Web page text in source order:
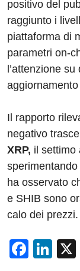
positivo del
raggiunto i
piattaforma di
parametri on-
l’attenzione
Il rapporto
negativo
XRP, il settimo
ha osservato
e SHIB sono
calo dei prezzi.
F
Li